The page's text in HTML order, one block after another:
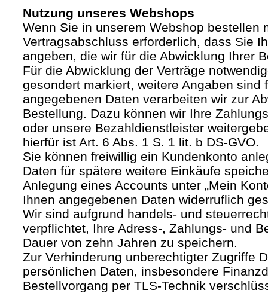
Nutzung unseres Webshops
Wenn Sie in unserem Webshop bestellen
Vertragsabschluss erforderlich, dass Sie
angeben, die wir für die Abwicklung Ihrer
Für die Abwicklung der Verträge
gesondert markiert, weitere Angaben sind
angegebenen Daten verarbeiten wir zur
Bestellung. Dazu können wir Ihre
oder unsere Bezahldienstleister
hierfür ist Art. 6 Abs. 1 S. 1 lit. b DS-GVO.
Sie können freiwillig ein Kundenkonto
Daten für spätere weitere Einkäufe
Anlegung eines Accounts unter „Mein
Ihnen angegebenen Daten widerruflich
Wir sind aufgrund handels- und
verpflichtet, Ihre Adress-, Zahlungs- und
Dauer von zehn Jahren zu speichern.
Zur Verhinderung unberechtigter Zugriffe
persönlichen Daten, insbesondere
Bestellvorgang per TLS-Technik